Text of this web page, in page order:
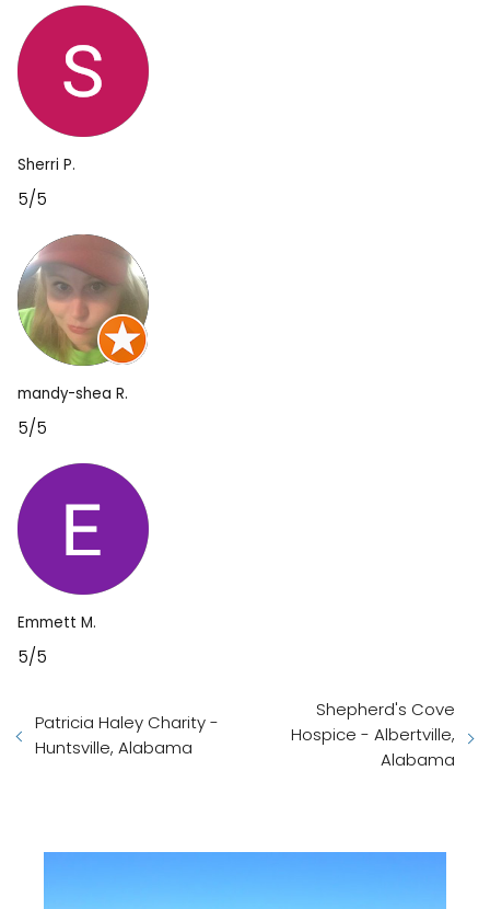
Sherri P.
5/5
mandy-shea R.
5/5
Emmett M.
5/5
Patricia Haley Charity -
Huntsville, Alabama
Shepherd's Cove
Hospice - Albertville,
Alabama